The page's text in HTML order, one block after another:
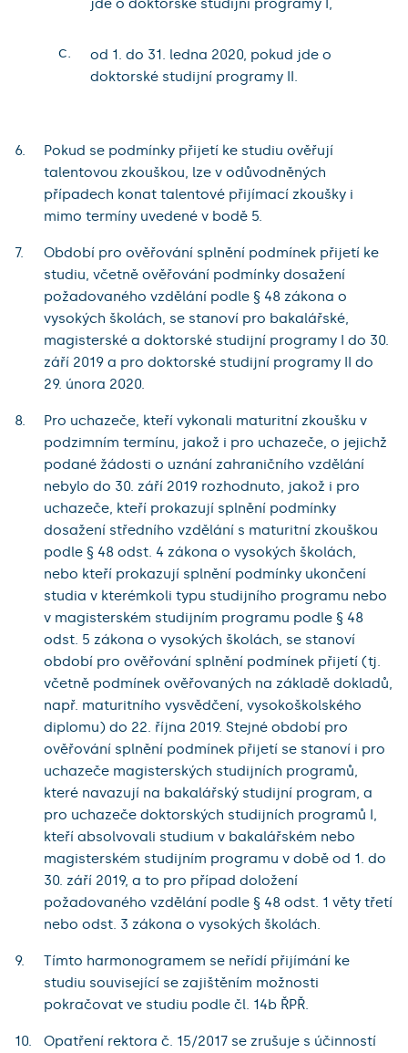
c.
od 1. do 31. ledna 2020, pokud jde o
doktorské studijní programy II.
Pokud se podmínky přijetí ke studiu ověřují
talentovou zkouškou, lze v odůvodněných
případech konat talentové přijímací zkoušky i
mimo termíny uvedené v bodě 5.
Období pro ověřování splnění podmínek přijetí ke
studiu, včetně ověřování podmínky dosažení
požadovaného vzdělání podle § 48 zákona o
vysokých školách, se stanoví pro bakalářské,
magisterské a doktorské studijní programy I do 30.
září 2019 a pro doktorské studijní programy II do
29. února 2020.
Pro uchazeče, kteří vykonali maturitní zkoušku v
podzimním termínu, jakož i pro uchazeče, o jejichž
podané žádosti o uznání zahraničního vzdělání
nebylo do 30. září 2019 rozhodnuto, jakož i pro
uchazeče, kteří prokazují splnění podmínky
dosažení středního vzdělání s maturitní zkouškou
podle § 48 odst. 4 zákona o vysokých školách,
nebo kteří prokazují splnění podmínky ukončení
studia v kterémkoli typu studijního programu nebo
v magisterském studijním programu podle § 48
odst. 5 zákona o vysokých školách, se stanoví
období pro ověřování splnění podmínek přijetí (tj.
včetně podmínek ověřovaných na základě dokladů,
např. maturitního vysvědčení, vysokoškolského
diplomu) do 22. října 2019. Stejné období pro
ověřování splnění podmínek přijetí se stanoví i pro
uchazeče magisterských studijních programů,
které navazují na bakalářský studijní program, a
pro uchazeče doktorských studijních programů I,
kteří absolvovali studium v bakalářském nebo
magisterském studijním programu v době od 1. do
30. září 2019, a to pro případ doložení
požadovaného vzdělání podle § 48 odst. 1 věty třetí
nebo odst. 3 zákona o vysokých školách.
Tímto harmonogramem se neřídí přijímání ke
studiu související se zajištěním možnosti
pokračovat ve studiu podle čl. 14b ŘPŘ.
Opatření rektora č. 15/2017 se zrušuje s účinností